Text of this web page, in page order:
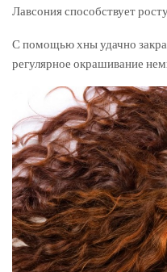
Лавсония способствует
С помощью хны удачно
регулярное окрашивание